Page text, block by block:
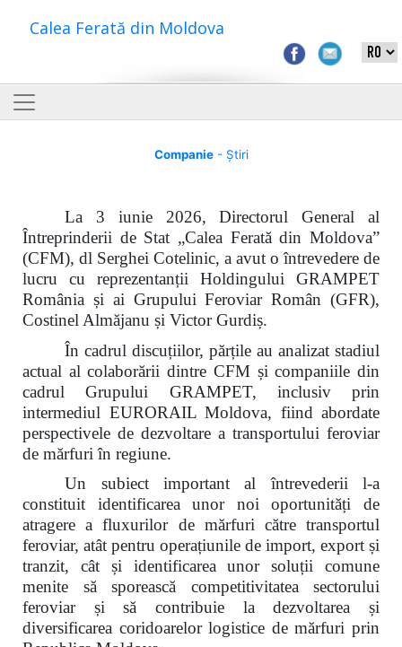
Calea Ferată din Moldova
Companie- Știri
La 3 iunie 2026, Directorul General al
Întreprinderii de Stat „Calea Ferată din Moldova”
(CFM), dl Serghei Cotelinic, a avut o întrevedere de
lucru cu reprezentanții Holdingului GRAMPET
România și ai Grupului Feroviar Român (GFR),
Costinel Almăjanu și Victor Gurdiș.
În cadrul discuțiilor, părțile au analizat stadiul
actual al colaborării dintre CFM și companiile din
cadrul Grupului GRAMPET, inclusiv prin
intermediul EURORAIL Moldova, fiind abordate
perspectivele de dezvoltare a transportului feroviar
de mărfuri în regiune.
Un subiect important al întrevederii l-a
constituit identificarea unor noi oportunități de
atragere a fluxurilor de mărfuri către transportul
feroviar, atât pentru operațiunile de import, export și
tranzit, cât și identificarea unor soluții comune
menite să sporească competitivitatea sectorului
feroviar și să contribuie la dezvoltarea și
diversificarea coridoarelor logistice de mărfuri prin